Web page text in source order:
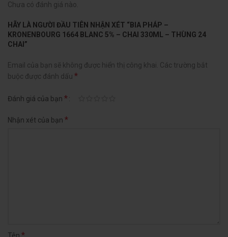
Chưa có đánh giá nào.
HÃY LÀ NGƯỜI ĐẦU TIÊN NHẬN XÉT “BIA PHÁP –
KRONENBOURG 1664 BLANC 5% – CHAI 330ML – THÙNG 24
CHAI”
Email của bạn sẽ không được hiển thị công khai. Các trường bắt
buộc được đánh dấu *
Đánh giá của bạn *
Nhận xét của bạn *
Tên